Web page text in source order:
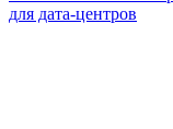
для дата-центров